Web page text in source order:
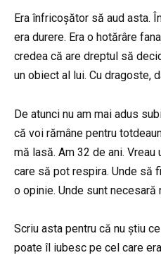
Era înfricoșător să aud asta.
era durere. Era o hotărâre
credea că are dreptul să
un obiect al lui. Cu dragoste,
De atunci nu am mai adus
că voi rămâne pentru
mă lasă. Am 32 de ani.
care să pot respira. Unde să
o opinie. Unde sunt necesară
Scriu asta pentru că nu știu
poate îl iubesc pe cel care